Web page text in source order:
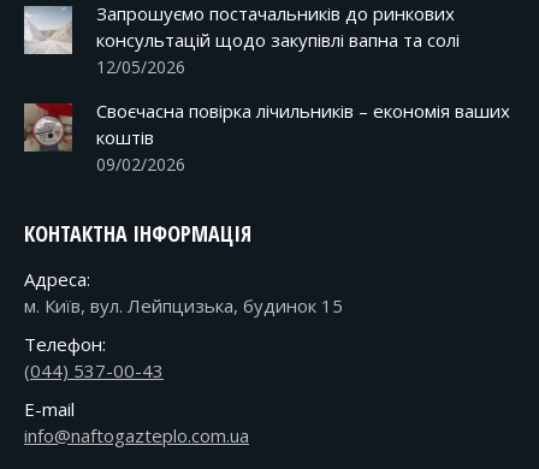
Запрошуємо постачальників до ринкових
консультацій щодо закупівлі вапна та солі
12/05/2026
Своєчасна повірка лічильників – економія ваших
коштів
09/02/2026
КОНТАКТНА ІНФОРМАЦІЯ
Адреса:
м. Київ, вул. Лейпцизька, будинок 15
Телефон:
(044) 537-00-43
E-mail
info@naftogazteplo.com.ua